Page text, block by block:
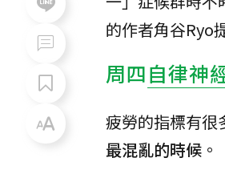
的作者角谷Ryo
周四自律神
疲勞的指標有很
最混亂的時候 。